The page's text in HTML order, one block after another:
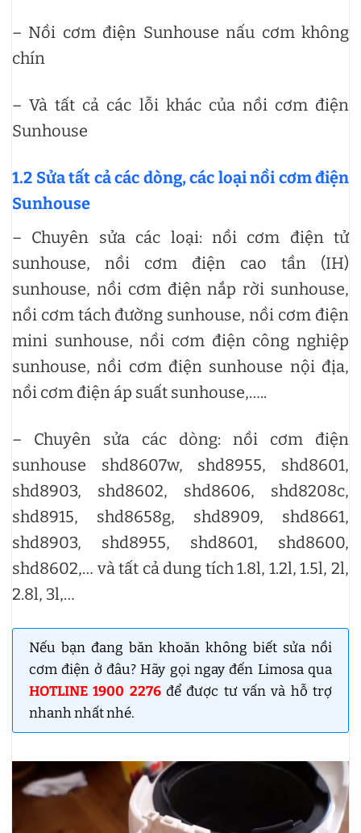
– Nồi cơm điện Sunhouse nấu cơm không
chín
– Và tất cả các lỗi khác của nồi cơm điện
Sunhouse
1.2 Sửa tất cả các dòng, các loại nồi cơm điện
Sunhouse
– Chuyên sửa các loại: nồi cơm điện tử
sunhouse, nồi cơm điện cao tần (IH)
sunhouse, nồi cơm điện nắp rời sunhouse,
nồi cơm tách đường sunhouse, nồi cơm điện
mini sunhouse, nồi cơm điện công nghiệp
sunhouse, nồi cơm điện sunhouse nội địa,
nồi cơm điện áp suất sunhouse,…..
– Chuyên sửa các dòng: nồi cơm điện
sunhouse shd8607w, shd8955, shd8601,
shd8903, shd8602, shd8606, shd8208c,
shd8915, shd8658g, shd8909, shd8661,
shd8903, shd8955, shd8601, shd8600,
shd8602,… và tất cả dung tích 1.8l, 1.2l, 1.5l, 2l,
2.8l, 3l,…
Nếu bạn đang băn khoăn không biết sửa nồi
cơm điện ở đâu? Hãy gọi ngay đến Limosa qua
HOTLINE 1900 2276để được tư vấn và hỗ trợ
nhanh nhất nhé.